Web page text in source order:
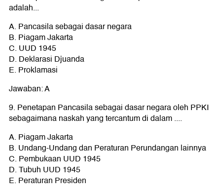
adalah...
A. Pancasila sebagai dasar negara
B. Piagam Jakarta
C. UUD 1945
D. Deklarasi Djuanda
E. Proklamasi
Jawaban: A
9. Penetapan Pancasila sebagai dasar negara oleh PPKI
sebagaimana naskah yang tercantum di dalam ....
A. Piagam Jakarta
B. Undang-Undang dan Peraturan Perundangan lainnya
C. Pembukaan UUD 1945
D. Tubuh UUD 1945
E. Peraturan Presiden